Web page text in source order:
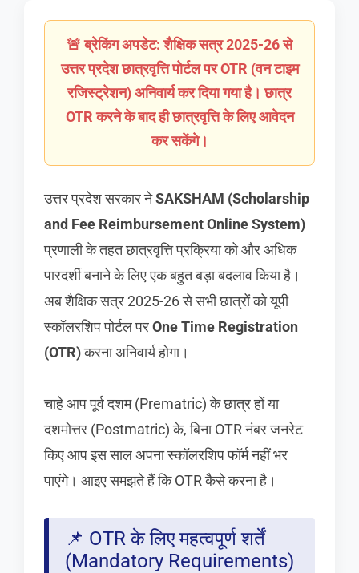
🚨 ब्रेकिंग अपडेट: शैक्षिक सत्र 2025-26 से
उत्तर प्रदेश छात्रवृत्ति पोर्टल पर OTR (वन टाइम
रजिस्ट्रेशन) अनिवार्य कर दिया गया है। छात्र
OTR करने के बाद ही छात्रवृत्ति के लिए आवेदन
कर सकेंगे।
उत्तर प्रदेश सरकार नेSAKSHAM (Scholarship
and Fee Reimbursement Online System)
प्रणाली के तहत छात्रवृत्ति प्रक्रिया को और अधिक
पारदर्शी बनाने के लिए एक बहुत बड़ा बदलाव किया है।
अब शैक्षिक सत्र 2025-26 से सभी छात्रों को यूपी
स्कॉलरशिप पोर्टल परOne Time Registration
(OTR)करना अनिवार्य होगा।
चाहे आप पूर्व दशम (Prematric) के छात्र हों या
दशमोत्तर (Postmatric) के, बिना OTR नंबर जनरेट
किए आप इस साल अपना स्कॉलरशिप फॉर्म नहीं भर
पाएंगे। आइए समझते हैं कि OTR कैसे करना है।
📌 OTR के लिए महत्वपूर्ण शर्तें
(Mandatory Requirements)